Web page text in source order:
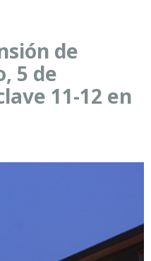
de
5 de
11-12 en